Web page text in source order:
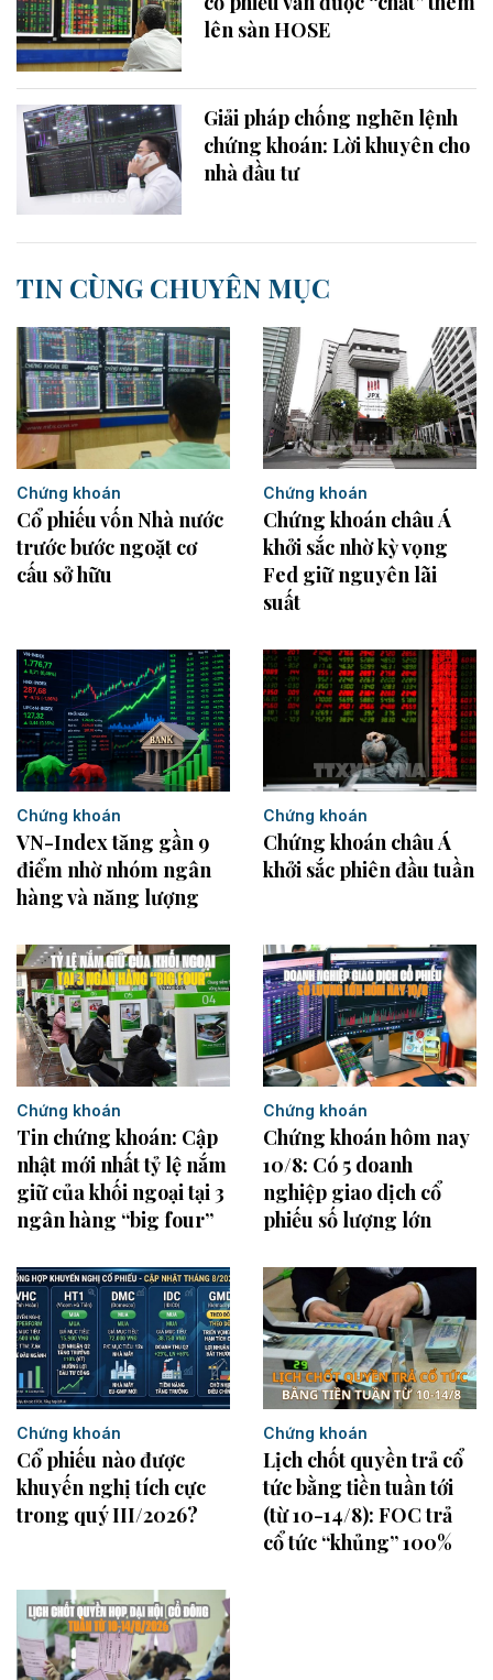
lên sàn HOSE
Giải pháp chống nghẽn lệnh
chứng khoán: Lời khuyên cho
nhà đầu tư
TIN CÙNG CHUYÊN MỤC
Chứng khoán
Cổ phiếu vốn Nhà nước
trước bước ngoặt cơ
cấu sở hữu
Chứng khoán
Chứng khoán châu Á
khởi sắc nhờ kỳ vọng
Fed giữ nguyên lãi
suất
Chứng khoán
VN-Index tăng gần 9
điểm nhờ nhóm ngân
hàng và năng lượng
Chứng khoán
Chứng khoán châu Á
khởi sắc phiên đầu tuần
Chứng khoán
Tin chứng khoán: Cập
nhật mới nhất tỷ lệ nắm
giữ của khối ngoại tại 3
ngân hàng “big four”
Chứng khoán
Chứng khoán hôm nay
10/8: Có 5 doanh
nghiệp giao dịch cổ
phiếu số lượng lớn
Chứng khoán
Cổ phiếu nào được
khuyến nghị tích cực
trong quý III/2026?
Chứng khoán
Lịch chốt quyền trả cổ
tức bằng tiền tuần tới
(từ 10-14/8): FOC trả
cổ tức “khủng” 100%